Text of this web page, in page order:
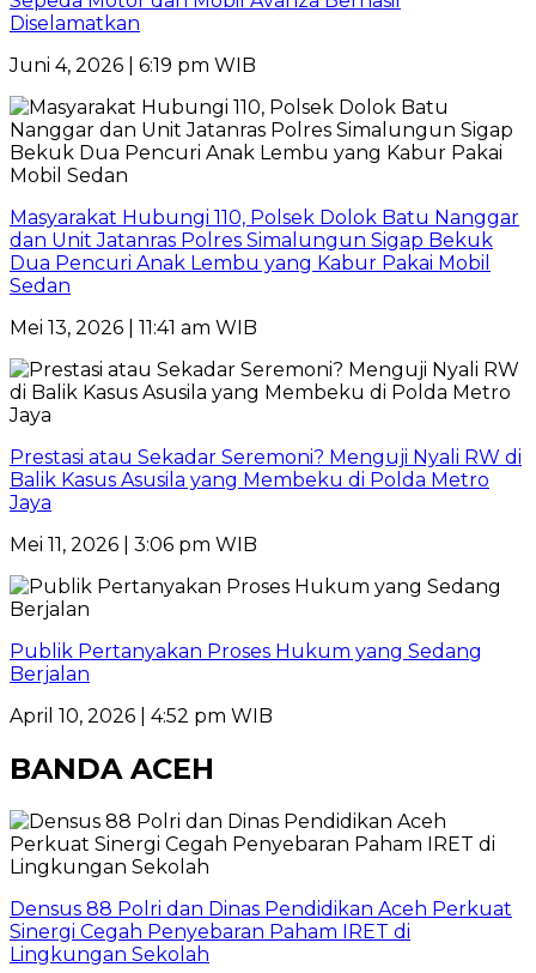
Diselamatkan
Juni 4, 2026 | 6:19 pm WIB
Masyarakat Hubungi 110, Polsek Dolok Batu Nanggar
dan Unit Jatanras Polres Simalungun Sigap Bekuk
Dua Pencuri Anak Lembu yang Kabur Pakai Mobil
Sedan
Mei 13, 2026 | 11:41 am WIB
Prestasi atau Sekadar Seremoni? Menguji Nyali RW di
Balik Kasus Asusila yang Membeku di Polda Metro
Jaya
Mei 11, 2026 | 3:06 pm WIB
Publik Pertanyakan Proses Hukum yang Sedang
Berjalan
April 10, 2026 | 4:52 pm WIB
BANDA ACEH
Densus 88 Polri dan Dinas Pendidikan Aceh Perkuat
Sinergi Cegah Penyebaran Paham IRET di
Lingkungan Sekolah